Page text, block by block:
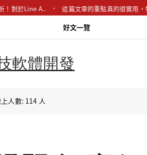
Line A.. 這篇文章的重點真的很實用，特別..
好文一覽
軟體開發
人數: 114 人